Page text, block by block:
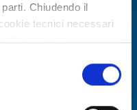
Chiudendo il
tecnici necessari
aggiuntive
la nostra cookie policy.
it/co
DISCOVER MORE →